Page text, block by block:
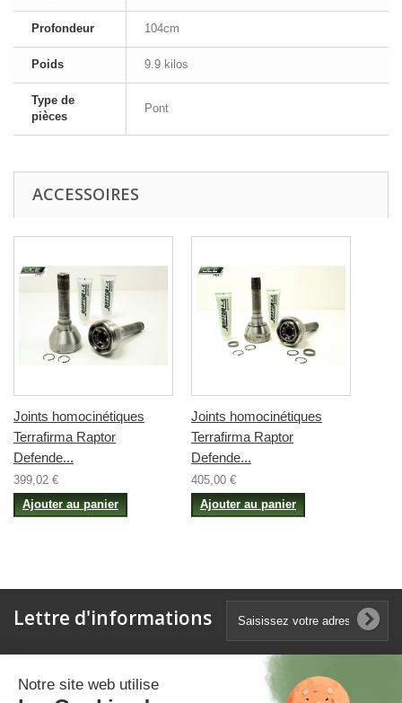
Notre site web utilise
Profondeur 104cm
Poids 9.9 kilos
Type de
pièces
Pont
ACCESSOIRES
Joints homocinétiques
Terrafirma Raptor
Defende...
399,02 €
Ajouter au panier
Joints homocinétiques
Terrafirma Raptor
Defende...
405,00 €
Ajouter au panier
Lettre d'informations
Catégories